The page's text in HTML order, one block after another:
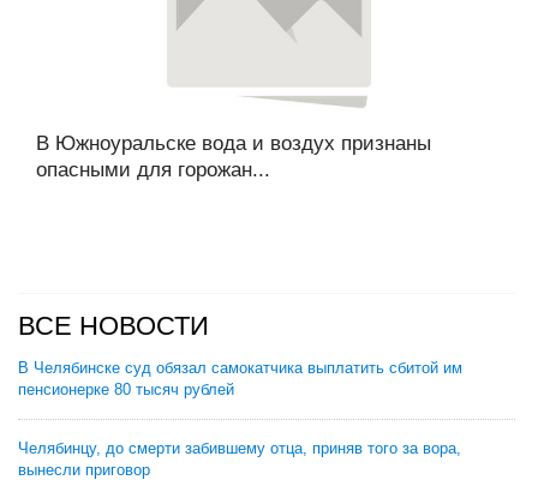
В Южноуральске вода и воздух признаны
опасными для горожан...
ВСЕ НОВОСТИ
В Челябинске суд обязал самокатчика выплатить сбитой им
пенсионерке 80 тысяч рублей
Челябинцу, до смерти забившему отца, приняв того за вора,
вынесли приговор